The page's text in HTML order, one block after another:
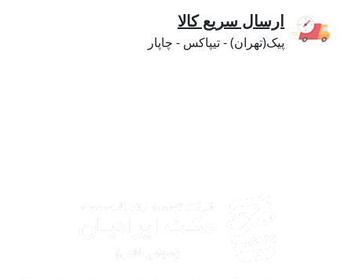
ارسال سریع کالا
پیک(تهران) - تیپاکس - چاپار